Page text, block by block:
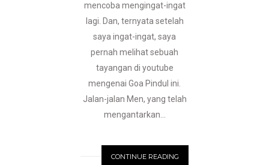
mencoba mengingat-ingat
lagi. Dan, ternyata setelah
saya ingat-ingat, saya
pernah melihat sebuah
tayangan di youtube
mengenai Goa Pindul ini.
Jalan-jalan Men, yang telah
mengantarkan...
CONTINUE READING